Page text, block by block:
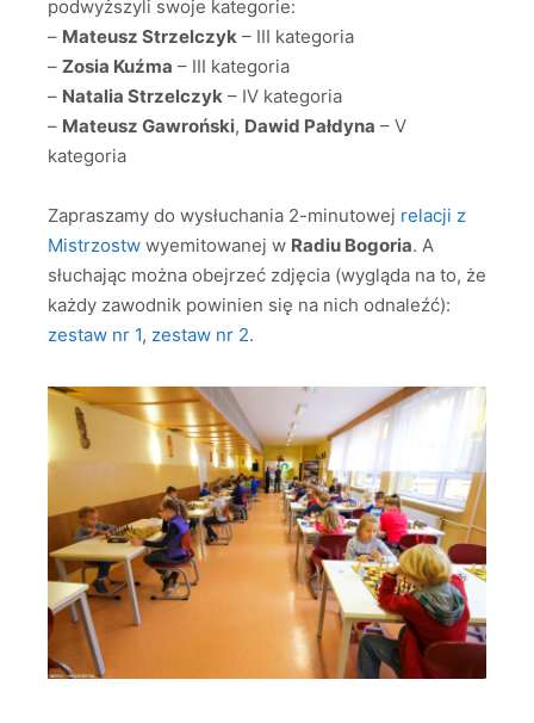
podwyższyli swoje kategorie:
– Mateusz Strzelczyk – III kategoria
– Zosia Kuźma – III kategoria
– Natalia Strzelczyk – IV kategoria
– Mateusz Gawroński, Dawid Pałdyna – V
kategoria
Zapraszamy do wysłuchania 2-minutowej relacji z
Mistrzostw wyemitowanej w Radiu Bogoria. A
słuchając można obejrzeć zdjęcia (wygląda na to, że
każdy zawodnik powinien się na nich odnaleźć):
zestaw nr 1, zestaw nr 2.